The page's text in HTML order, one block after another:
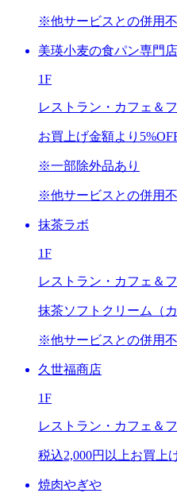
※他サービスとの併用
美瑛小麦の食パン専門
1F
レストラン・カフェ＆
お買上げ金額より
※一部除外品あり
※他サービスとの併用
抹茶ラボ
1F
レストラン・カフェ＆
抹茶ソフトクリーム（
※他サービスとの併用
久世福商店
1F
レストラン・カフェ＆
税込2,000円以上お買上
焼肉やぎや